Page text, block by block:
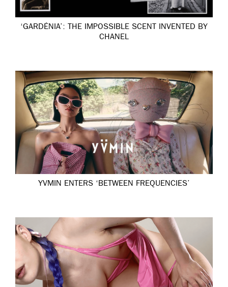
‘GARDÉNIA’: THE IMPOSSIBLE SCENT INVENTED BY
CHANEL
YVMIN ENTERS ‘BETWEEN FREQUENCIES’